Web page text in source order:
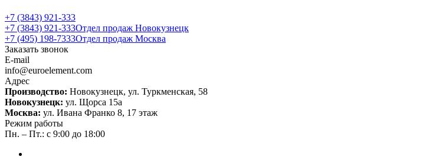
+7 (3843) 921-333
+7 (3843) 921-333Отдел продаж Новокузнецк
+7 (495) 198-7333Отдел продаж Москва
Заказать звонок
E-mail
info@euroelement.com
Адрес
Производство: Новокузнецк, ул. Туркменская, 58
Новокузнецк: ул. Щорса 15а
Москва: ул. Ивана Франко 8, 17 этаж
Режим работы
Пн. – Пт.: с 9:00 до 18:00